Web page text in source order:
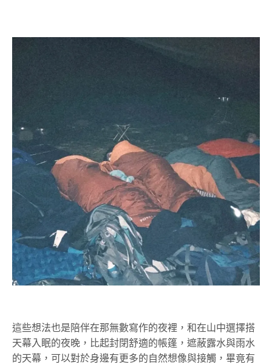
這些想法也是陪伴在那無數寫作的夜裡，和在山中選擇搭
天幕入眠的夜晚，比起封閉舒適的帳篷，遮蔽露水與雨水
的天幕，可以對於身邊有更多的自然想像與接觸，畢竟有